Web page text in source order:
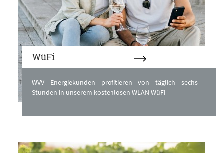
WüFi
WVV Energiekunden profitieren von täglich sechs
Stunden in unserem kostenlosen WLAN WüFi